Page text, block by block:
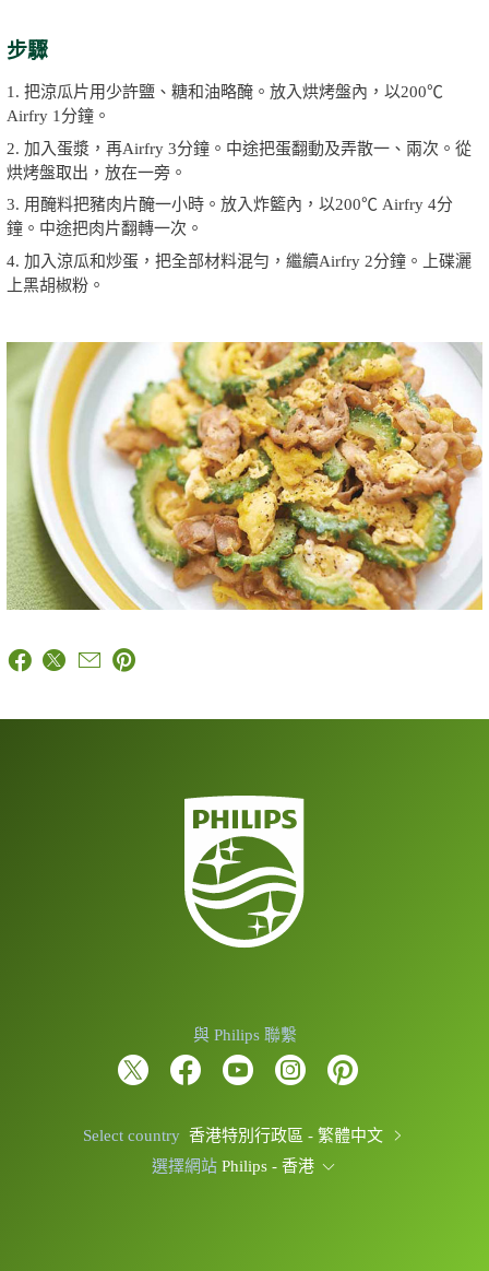
步驟
1. 把涼瓜片用少許鹽、糖和油略醃。放入烘烤盤內，以200℃
Airfry 1分鐘。
2. 加入蛋漿，再Airfry 3分鐘。中途把蛋翻動及弄散一、兩次。從
烘烤盤取出，放在一旁。
3. 用醃料把豬肉片醃一小時。放入炸籃內，以200℃ Airfry 4分
鐘。中途把肉片翻轉一次。
4. 加入涼瓜和炒蛋，把全部材料混勻，繼續Airfry 2分鐘。上碟灑
上黑胡椒粉。
與 Philips 聯繫
Select country 香港特別行政區 - 繁體中文
選擇網站 Philips - 香港